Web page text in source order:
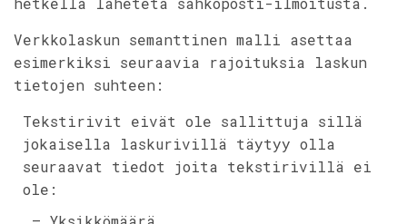
Verkkolaskun semanttinen malli asettaa
esimerkiksi seuraavia rajoituksia laskun
tietojen suhteen:
Tekstirivit eivät ole sallittuja sillä
jokaisella laskurivillä täytyy olla
seuraavat tiedot joita tekstirivillä ei
ole: